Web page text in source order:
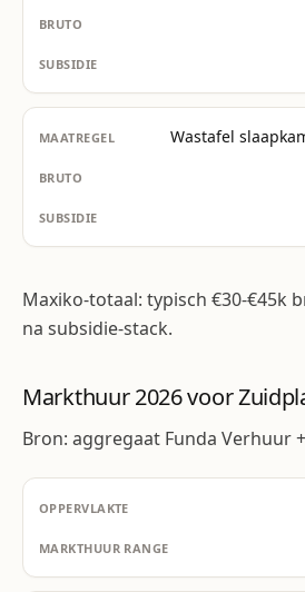
Wastafel
Maxiko-totaal: typisch €30-€45k
na subsidie-stack.
Markthuur 2026 voor
Bron: aggregaat Funda Verhuur